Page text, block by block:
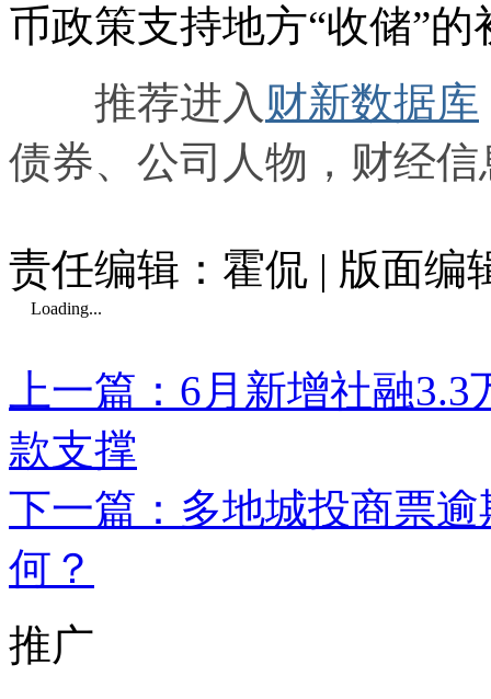
币政策支持地方“收储”的
推荐进入 财新数据库
债券、公司人物，财经
责任编辑：霍侃 | 版面编
Loading...
上一篇：6月新增社融
款支撑
下一篇：多地城投商票
何？
推广